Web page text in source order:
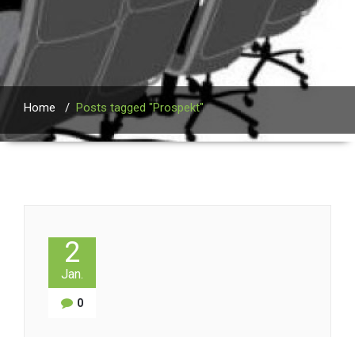
Home / Posts tagged "Prospekt"
2
Jan.
0